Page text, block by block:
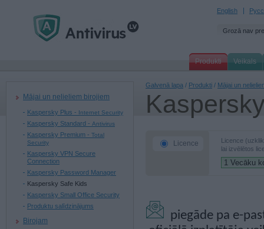
English
Grozā nav
Produkti Veikals
Mājai un nelieliem birojiem
Kaspersky Plus - Internet Security
Kaspersky Standard - Antivirus
Kaspersky Premium - Total
Security
Kaspersky VPN Secure
Connection
Kaspersky Password Manager
Kaspersky Safe Kids
Kaspersky Small Office Security
Produktu salīdzinājums
Birojam
Galvenā lapa / Produkti / Mājai un
Licence
Licence
lai izvēlētos
piegāde pa e-